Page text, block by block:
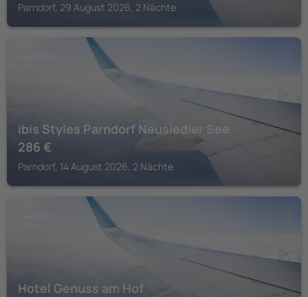
Parndorf, 29 August 2026, 2 Nächte
ibis Styles Parndorf Neusiedler See
286 €
Parndorf, 14 August 2026, 2 Nächte
Hotel Genuss am Hof